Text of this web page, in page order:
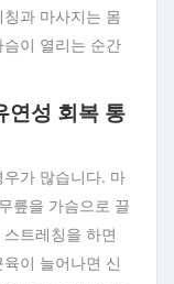
과 마사지는 몸
이 열리는 순간
연성 회복 통
가 많습니다. 마
릎을 가슴으로 끌
트레칭을 하면
이 늘어나면 신